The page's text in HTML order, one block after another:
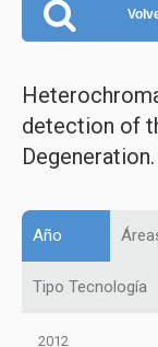
detection of
Degeneration.
Año
Tipo Tecnología
2012